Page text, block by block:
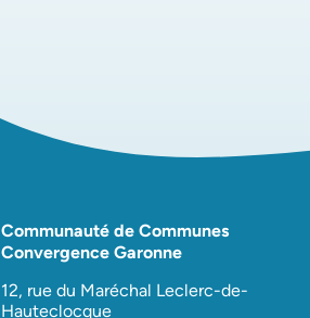
Communauté de Communes
Convergence Garonne
12, rue du Maréchal Leclerc-de-
Hauteclocque